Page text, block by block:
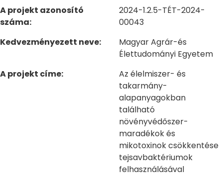
A projekt azonosító
száma:
2024-1.2.5-TÉT-2024-
00043
Kedvezményezett neve:
Magyar Agrár-és
Élettudományi Egyetem
A projekt címe:
Az élelmiszer- és
takarmány-
alapanyagokban
található
növényvédőszer-
maradékok és
mikotoxinok csökkentése
tejsavbaktériumok
felhasználásával